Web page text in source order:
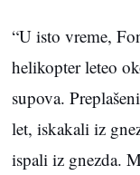
“U isto vreme,
helikopter leteo
supova.
let, iskakali iz
ispali iz gnezda.